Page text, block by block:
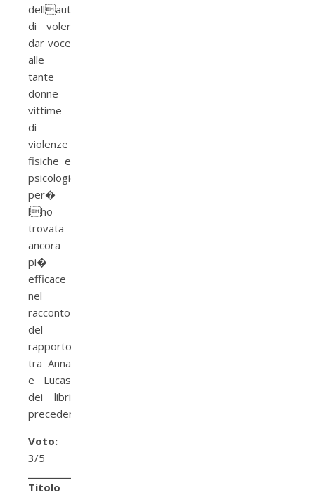
dellautrice
di voler
dar voce
alle
tante
donne
vittime
di
violenze
fisiche e
psicologiche,
per�
lho
trovata
ancora
pi�
efficace
nel
racconto
del
rapporto
tra Anna
e Lucas
dei libri
precedenti.
Voto:
3/5
Titolo